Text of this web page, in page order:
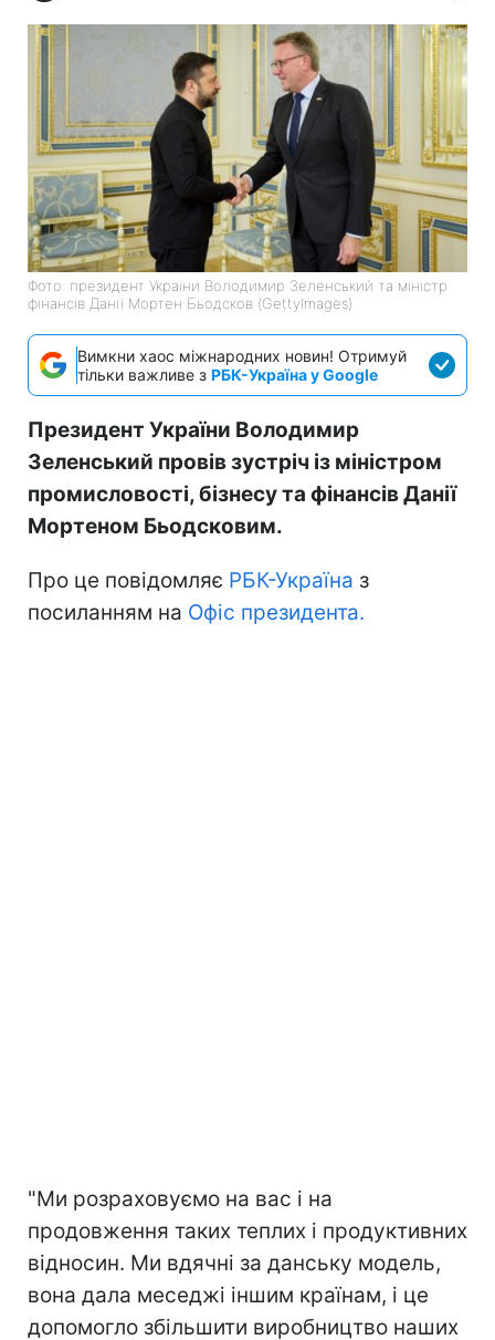
Фото: президент України Володимир Зеленський та міністр
фінансів Данії Мортен Бьодсков (GettyImages)
Вимкни хаос міжнародних новин! Отримуй
тільки важливе з РБК-Україна у Google
Президент України Володимир
Зеленський провів зустріч із міністром
промисловості, бізнесу та фінансів Данії
Мортеном Бьодсковим.
Про це повідомляє РБК-Україна з
посиланням на Офіс президента.
"Ми розраховуємо на вас і на
продовження таких теплих і продуктивних
відносин. Ми вдячні за данську модель,
вона дала меседжі іншим країнам, і це
допомогло збільшити виробництво наших